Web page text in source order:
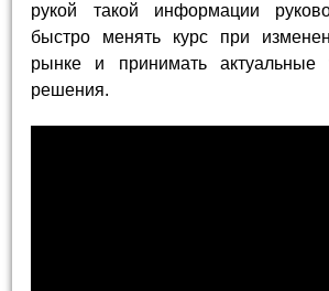
рукой такой информации
быстро менять курс при
рынке и принимать актуальные
решения.